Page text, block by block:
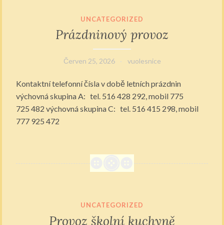
UNCATEGORIZED
Prázdninový provoz
Červen 25, 2026 vuolesnice
Kontaktní telefonní čísla v době letních prázdnin
výchovná skupina A: tel. 516 428 292, mobil 775
725 482 výchovná skupina C: tel. 516 415 298, mobil
777 925 472
UNCATEGORIZED
Provoz školní kuchyně